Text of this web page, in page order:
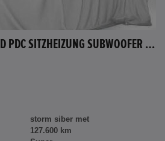
HONDA CR-Z GT HYBRID PDC SITZHEIZUNG SUBWOOFER BLUETOOTH
storm siber met
127.600 km